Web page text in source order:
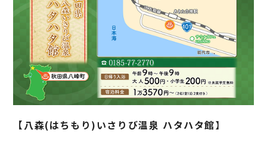
【八森(はちもり)いさりび温泉 ハタハタ館】